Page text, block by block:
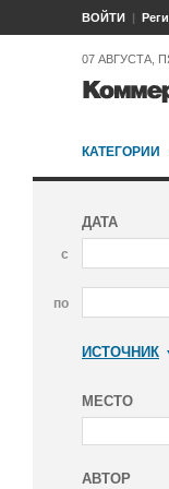
ВОЙТИ
07 АВГУСТА,
КАТЕГОРИИ
ДАТА
с
по
ИСТОЧНИК
МЕСТО
АВТОР